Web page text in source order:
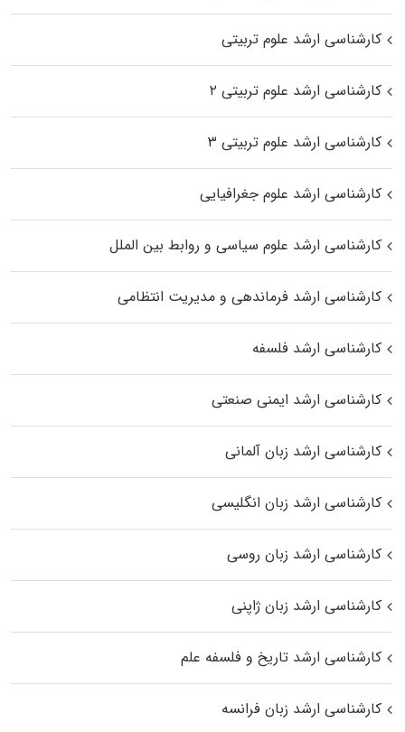
کارشناسی ارشد علوم تربیتی
کارشناسی ارشد علوم تربیتی ۲
کارشناسی ارشد علوم تربیتی ۳
کارشناسی ارشد علوم جغرافیایی
کارشناسی ارشد علوم سیاسی و روابط بین الملل
کارشناسی ارشد فرماندهی و مدیریت انتظامی
کارشناسی ارشد فلسفه
کارشناسی ارشد ایمنی صنعتی
کارشناسی ارشد زبان آلمانی
کارشناسی ارشد زبان انگلیسی
کارشناسی ارشد زبان روسی
کارشناسی ارشد زبان ژاپنی
کارشناسی ارشد تاریخ و فلسفه علم
کارشناسی ارشد زبان فرانسه